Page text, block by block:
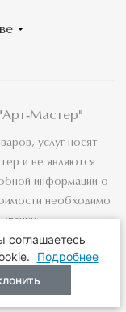
Мастер"
услуг носят
и не являются
информации о
необходимо
соглашаетесь
Подробнее